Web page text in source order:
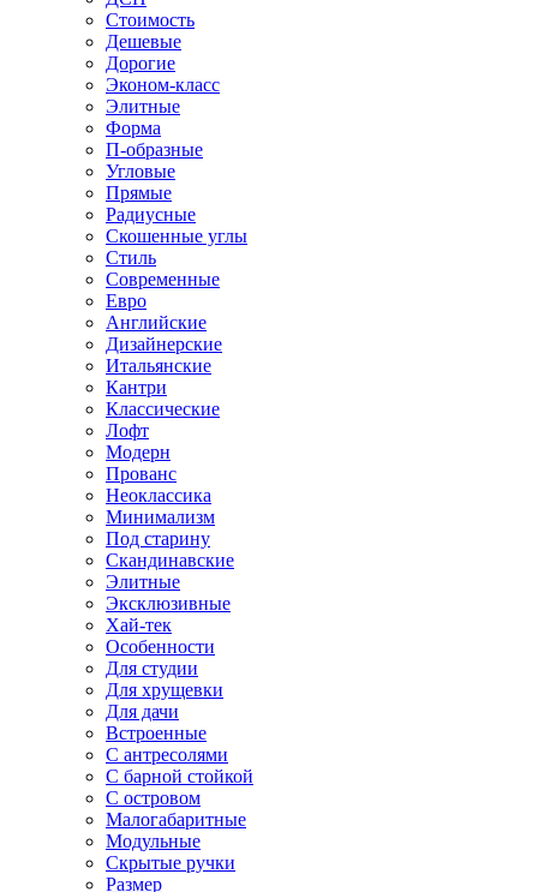
Стоимость
Дешевые
Дорогие
Эконом-класс
Элитные
Форма
П-образные
Угловые
Прямые
Радиусные
Скошенные углы
Стиль
Современные
Евро
Английские
Дизайнерские
Итальянские
Кантри
Классические
Лофт
Модерн
Прованс
Неоклассика
Минимализм
Под старину
Скандинавские
Элитные
Эксклюзивные
Хай-тек
Особенности
Для студии
Для хрущевки
Для дачи
Встроенные
С антресолями
С барной стойкой
С островом
Малогабаритные
Модульные
Скрытые ручки
Размер